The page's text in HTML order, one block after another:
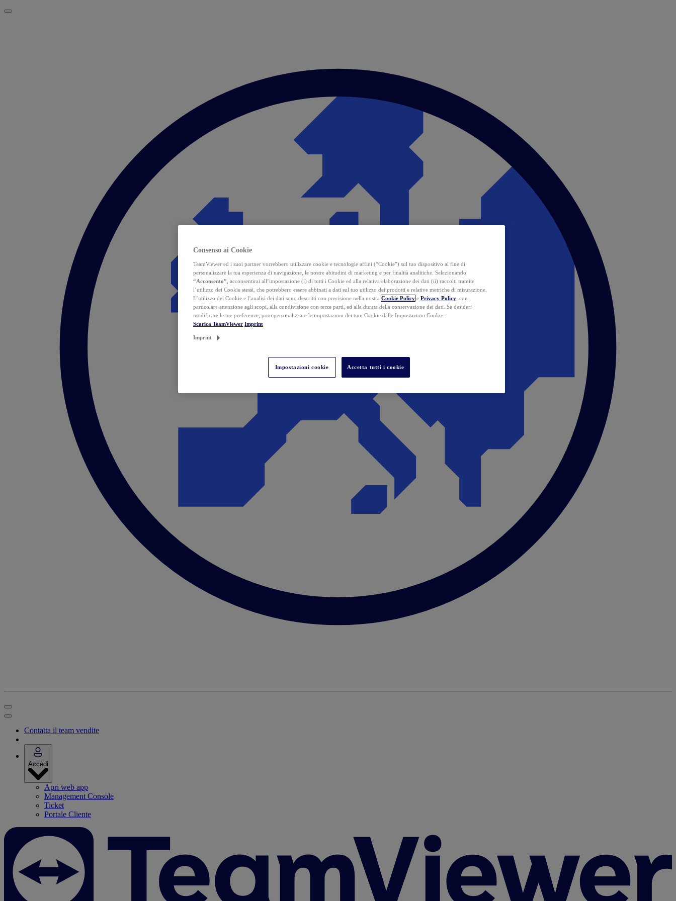
Contatta il team vendite
Accedi
Apri web app
Management Console
Ticket
Portale Cliente
Consenso ai Cookie
TeamViewer ed i suoi partner vorrebbero utilizzare cookie e tecnologie affini (“Cookie”) sul tuo dispositivo al fine di
personalizzare la tua esperienza di navigazione, le nostre abitudini di marketing e per finalità analitiche. Selezionando
“Acconsento” , acconsentirai all’impostazione (i) di tutti i Cookie ed alla relativa elaborazione dei dati (ii) raccolti tramite
l’utilizzo dei Cookie stessi, che potrebbero essere abbinati a dati sul tuo utilizzo dei prodotti e relative metriche di misurazione.
L’utilizzo dei Cookie e l’analisi dei dati sono descritti con precisione nella nostra Cookie Policy e Privacy Policy , con
particolare attenzione agli scopi, alla condivisione con terze parti, ed alla durata della conservazione dei dati. Se desideri
modificare le tue preferenze, puoi personalizzare le impostazioni dei tuoi Cookie dalle Impostazioni Cookie.
Scarica TeamViewer Imprint
Imprint
Impostazioni cookie Accetta tutti i cookie